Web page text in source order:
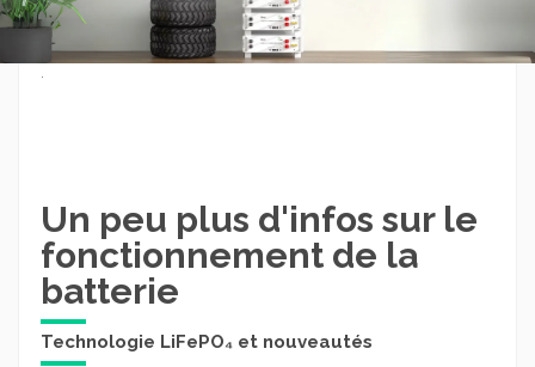
.
Un peu plus d'infos sur le
fonctionnement de la
batterie
Technologie LiFePO₄ et nouveautés